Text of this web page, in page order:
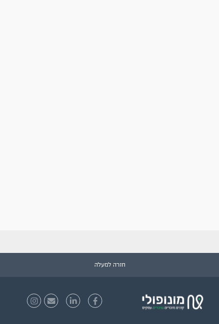
חזרה למעלה